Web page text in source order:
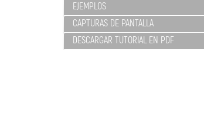
EJEMPLOS
CAPTURAS DE PANTALLA
DESCARGAR TUTORIAL EN PDF